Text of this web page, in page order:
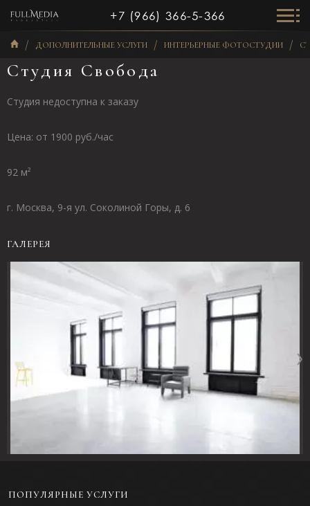
+7 (966) 366-5-366
ДОПОЛНИТЕЛЬНЫЕ УСЛУГИ ИНТЕРЬЕРНЫЕ ФОТОСТУДИИ
Студия Свобода
Студия недоступна к заказу
Цена: от 1900 руб./час
92 м²
г. Москва, 9-я ул. Соколиной Горы, д. 6
ГАЛЕРЕЯ
ПОПУЛЯРНЫЕ УСЛУГИ